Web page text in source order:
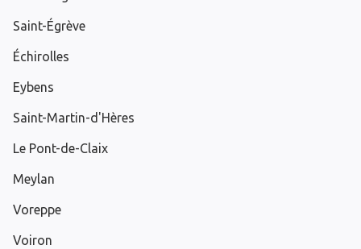
Saint-Égrève
Échirolles
Eybens
Saint-Martin-d'Hères
Le Pont-de-Claix
Meylan
Voreppe
Voiron